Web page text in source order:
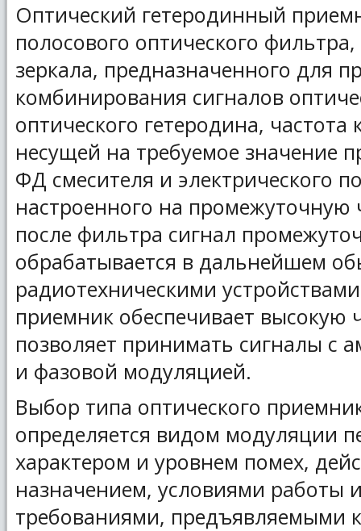
Оптический гетеродинный
полосового оптического
зеркала, предназначенного для
комбинирования сигналов
оптического гетеродина, частота
несущей на требуемое значение
ФД смесителя и электрического
настроенного на промежуточную
после фильтра сигнал
обрабатывается в дальнейшем
радиотехническими
приемник обеспечивает высокую
позволяет принимать сигналы с
и фазовой модуляцией.
Выбор типа оптического
определяется видом модуляции
характером и уровнем помех,
назначением, условиями работы
требованиями, предъявляемыми